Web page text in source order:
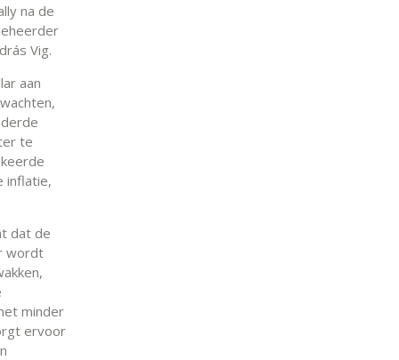
na de
Vig.
aan
te
inflatie,
dat de
wordt
minder
ervoor